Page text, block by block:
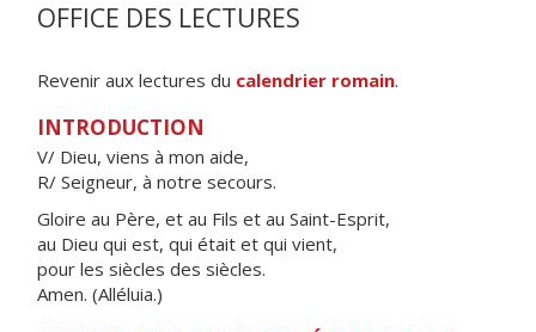
OFFICE DES LECTURES
Revenir aux lectures du calendrier romain.
INTRODUCTION
V/ Dieu, viens à mon aide,
R/ Seigneur, à notre secours.
Gloire au Père, et au Fils et au Saint-Esprit,
au Dieu qui est, qui était et qui vient,
pour les siècles des siècles.
Amen. (Alléluia.)